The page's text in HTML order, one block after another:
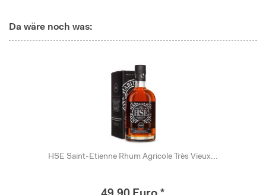
Da wäre noch was:
HSE Saint-Etienne Rhum Agricole Très Vieux...